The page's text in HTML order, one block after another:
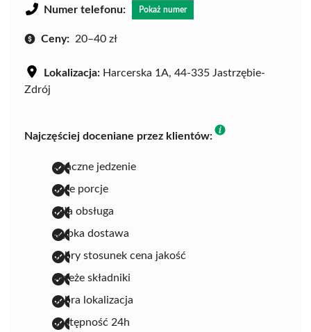
Numer telefonu: Pokaż numer
Ceny: 20–40 zł
Lokalizacja: Harcerska 1A, 44-335 Jastrzębie-
Zdrój
Najczęściej doceniane przez klientów:
smaczne jedzenie
duże porcje
miła obsługa
szybka dostawa
dobry stosunek cena jakość
świeże składniki
dobra lokalizacja
dostępność 24h